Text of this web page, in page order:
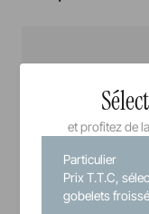
et profitez de
Particulier
Prix T.T.C,
gobelets